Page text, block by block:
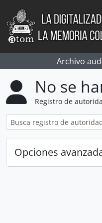
Skip to main content
Archivo
No se
Registro de
Opciones